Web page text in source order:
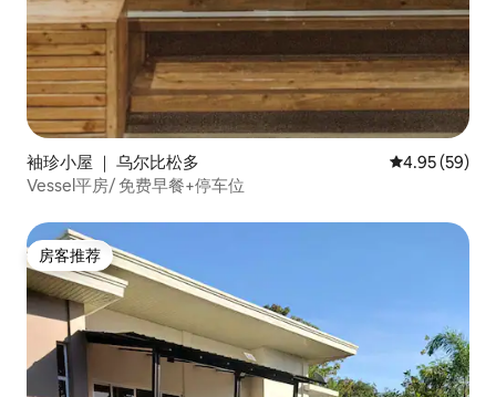
袖珍小屋 ｜ 乌尔比松多 平均评分
4.95 (59)
Vessel平房/ 免费早餐+停车位
房客推荐
房客推荐